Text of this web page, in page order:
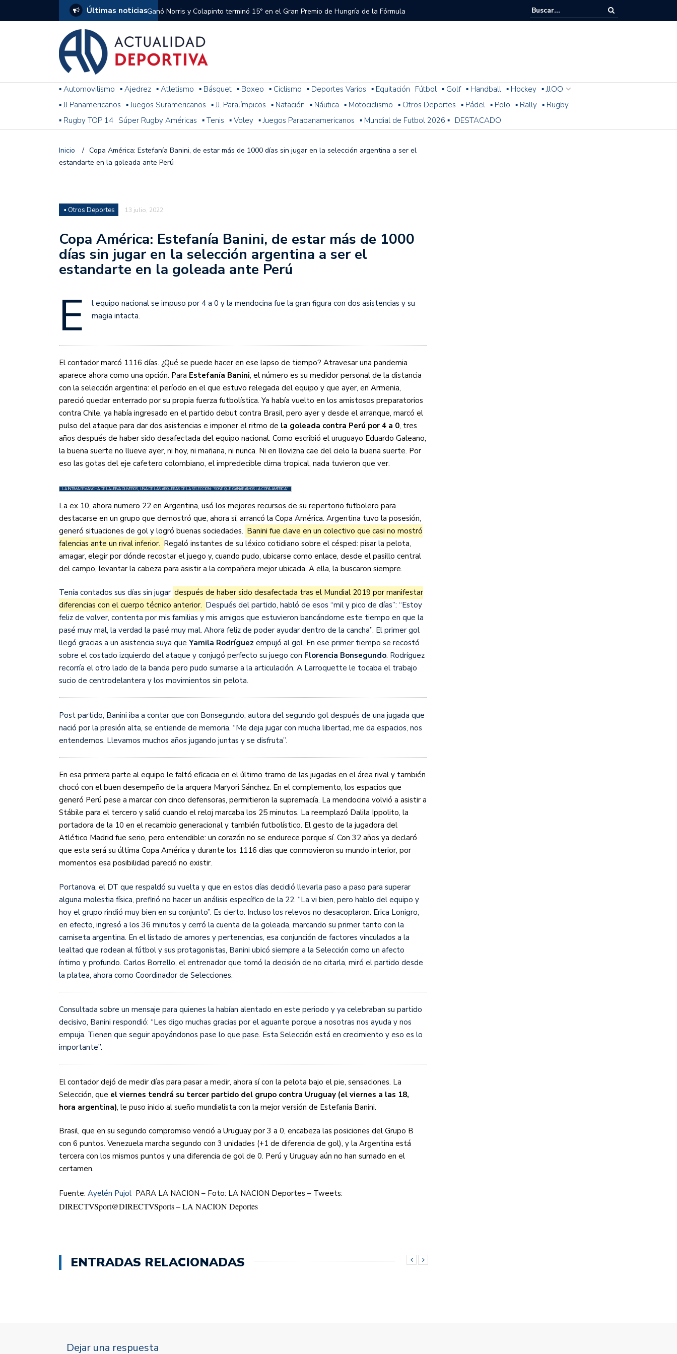
Últimas noticiasGanó Norris y Colapinto terminó 15° en el Gran Premio de Hungría de la Fórmula
1
El penal de Barracas Central a River que el árbitro y el VAR no cobraron en el
Monumental
Se jugó una nueva fecha del Torneo del Interior Copa Zurich
Arrancó el Torneo Clausura: resultados, posiciones y cómo sigue la fecha 1
Franco Colapinto giró sin problemas y terminó 14° la última práctica para el
F1: tras las sanciones y con Colapinto en el P13, así se largará el GP de Hungría
en la historia grande del club”
Nicolás Otamendi regresa al fútbol argentino después de 16 años: del orgullo
de Vélez a la pasión por River
Boca ganó con lo justo ante O’Higgins gracias a la jerarquía de Paredes: una
Simonet
Lista de la selección femenina de Argentina para la Copa Mundial de Hockey FIH
2026
Lista de la selección masculina de Argentina para la Copa Mundial de Hockey
FIH 2026
Las Panteras debutaron con una gran victoria ante Ecuador en la Copa
Sudamericana
▪ Automovilismo ▪ Ajedrez ▪ Atletismo ▪ Básquet ▪ Boxeo ▪ Ciclismo ▪ Deportes Varios ▪ Equitación Fútbol ▪ Golf ▪ Handball ▪ Hockey ▪ JJ.OO
▪ JJ Panamericanos ▪ Juegos Suramericanos ▪ JJ. Paralímpicos ▪ Natación ▪ Náutica ▪ Motociclismo ▪ Otros Deportes ▪ Pádel ▪ Polo ▪ Rally ▪ Rugby
▪ Rugby TOP 14 Súper Rugby Américas ▪ Tenis ▪ Voley ▪ Juegos Parapanamericanos ▪ Mundial de Futbol 2026 ▪ DESTACADO
Inicio / Copa América: Estefanía Banini, de estar más de 1000 días sin jugar en la selección argentina a ser el
estandarte en la goleada ante Perú
▪ Otros Deportes 13 julio, 2022
Copa América: Estefanía Banini, de estar más de 1000
días sin jugar en la selección argentina a ser el
estandarte en la goleada ante Perú
E
l equipo nacional se impuso por 4 a 0 y la mendocina fue la gran figura con dos asistencias y su
magia intacta.
El contador marcó 1116 días. ¿Qué se puede hacer en ese lapso de tiempo? Atravesar una pandemia
aparece ahora como una opción. Para Estefanía Banini, el número es su medidor personal de la distancia
con la selección argentina: el período en el que estuvo relegada del equipo y que ayer, en Armenia,
pareció quedar enterrado por su propia fuerza futbolística. Ya había vuelto en los amistosos preparatorios
contra Chile, ya había ingresado en el partido debut contra Brasil, pero ayer y desde el arranque, marcó el
pulso del ataque para dar dos asistencias e imponer el ritmo de la goleada contra Perú por 4 a 0, tres
años después de haber sido desafectada del equipo nacional. Como escribió el uruguayo Eduardo Galeano,
la buena suerte no llueve ayer, ni hoy, ni mañana, ni nunca. Ni en llovizna cae del cielo la buena suerte. Por
eso las gotas del eje cafetero colombiano, el impredecible clima tropical, nada tuvieron que ver.
LA ÍNTIMA REVANCHA DE LAURINA OLIVEROS, UNA DE LAS ARQUERAS DE LA SELECCIÓN: “SOÑÉ QUE GANÁBAMOS LA COPA AMÉRICA”
La ex 10, ahora numero 22 en Argentina, usó los mejores recursos de su repertorio futbolero para
destacarse en un grupo que demostró que, ahora sí, arrancó la Copa América. Argentina tuvo la posesión,
generó situaciones de gol y logró buenas sociedades. Banini fue clave en un colectivo que casi no mostró
falencias ante un rival inferior. Regaló instantes de su léxico cotidiano sobre el césped: pisar la pelota,
amagar, elegir por dónde recostar el juego y, cuando pudo, ubicarse como enlace, desde el pasillo central
del campo, levantar la cabeza para asistir a la compañera mejor ubicada. A ella, la buscaron siempre.
Tenía contados sus días sin jugar después de haber sido desafectada tras el Mundial 2019 por manifestar
diferencias con el cuerpo técnico anterior. Después del partido, habló de esos “mil y pico de días”: “Estoy
feliz de volver, contenta por mis familias y mis amigos que estuvieron bancándome este tiempo en que la
pasé muy mal, la verdad la pasé muy mal. Ahora feliz de poder ayudar dentro de la cancha”. El primer gol
llegó gracias a un asistencia suya que Yamila Rodríguez empujó al gol. En ese primer tiempo se recostó
sobre el costado izquierdo del ataque y conjugó perfecto su juego con Florencia Bonsegundo. Rodríguez
recorría el otro lado de la banda pero pudo sumarse a la articulación. A Larroquette le tocaba el trabajo
sucio de centrodelantera y los movimientos sin pelota.
Post partido, Banini iba a contar que con Bonsegundo, autora del segundo gol después de una jugada que
nació por la presión alta, se entiende de memoria. “Me deja jugar con mucha libertad, me da espacios, nos
entendemos. Llevamos muchos años jugando juntas y se disfruta”.
En esa primera parte al equipo le faltó eficacia en el último tramo de las jugadas en el área rival y también
chocó con el buen desempeño de la arquera Maryori Sánchez. En el complemento, los espacios que
generó Perú pese a marcar con cinco defensoras, permitieron la supremacía. La mendocina volvió a asistir a
Stábile para el tercero y salió cuando el reloj marcaba los 25 minutos. La reemplazó Dalila Ippolito, la
portadora de la 10 en el recambio generacional y también futbolístico. El gesto de la jugadora del
Atlético Madrid fue serio, pero entendible: un corazón no se endurece porque sí. Con 32 años ya declaró
que esta será su última Copa América y durante los 1116 días que conmovieron su mundo interior, por
momentos esa posibilidad pareció no existir.
Portanova, el DT que respaldó su vuelta y que en estos días decidió llevarla paso a paso para superar
alguna molestia física, prefirió no hacer un análisis específico de la 22. “La vi bien, pero hablo del equipo y
hoy el grupo rindió muy bien en su conjunto”. Es cierto. Incluso los relevos no desacoplaron. Erica Lonigro,
en efecto, ingresó a los 36 minutos y cerró la cuenta de la goleada, marcando su primer tanto con la
camiseta argentina. En el listado de amores y pertenencias, esa conjunción de factores vinculados a la
lealtad que rodean al fútbol y sus protagonistas, Banini ubicó siempre a la Selección como un afecto
íntimo y profundo. Carlos Borrello, el entrenador que tomó la decisión de no citarla, miró el partido desde
la platea, ahora como Coordinador de Selecciones.
Consultada sobre un mensaje para quienes la habían alentado en este periodo y ya celebraban su partido
decisivo, Banini respondió: “Les digo muchas gracias por el aguante porque a nosotras nos ayuda y nos
empuja. Tienen que seguir apoyándonos pase lo que pase. Esta Selección está en crecimiento y eso es lo
importante”.
El contador dejó de medir días para pasar a medir, ahora sí con la pelota bajo el pie, sensaciones. La
Selección, que el viernes tendrá su tercer partido del grupo contra Uruguay (el viernes a las 18,
hora argentina), le puso inicio al sueño mundialista con la mejor versión de Estefanía Banini.
Brasil, que en su segundo compromiso venció a Uruguay por 3 a 0, encabeza las posiciones del Grupo B
con 6 puntos. Venezuela marcha segundo con 3 unidades (+1 de diferencia de gol), y la Argentina está
tercera con los mismos puntos y una diferencia de gol de 0. Perú y Uruguay aún no han sumado en el
certamen.
Fuente: Ayelén Pujol PARA LA NACION – Foto: LA NACION Deportes – Tweets:
DIRECTVSport@DIRECTVSports – LA NACION Deportes
ENTRADAS RELACIONADAS
Dejar una respuesta